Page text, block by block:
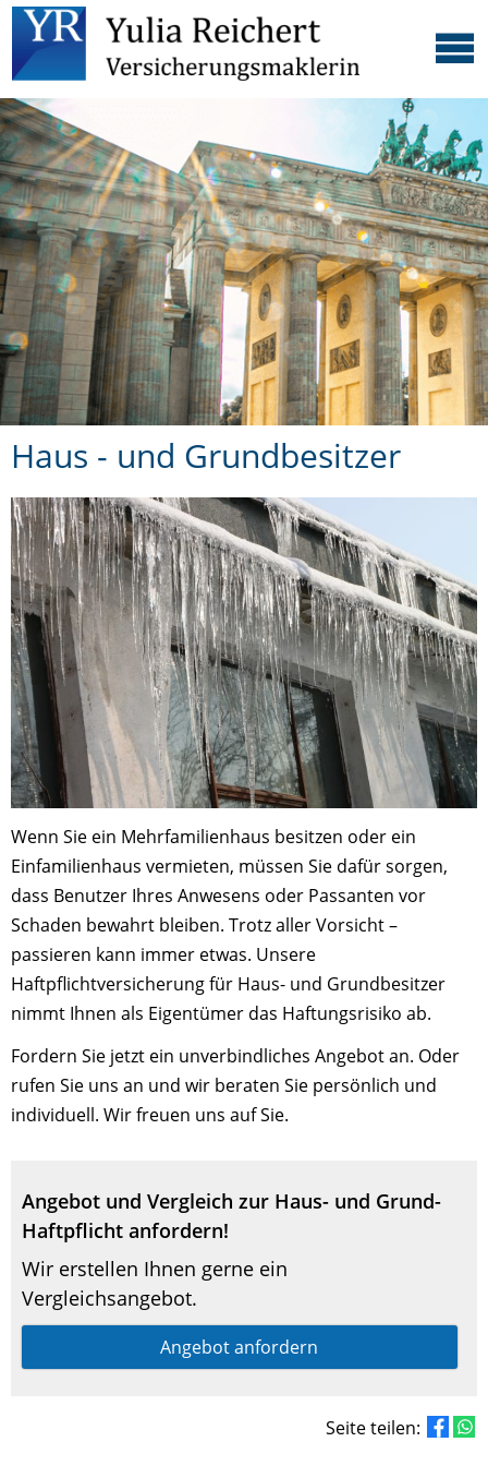
Haus - und Grundbesitzer
Wenn Sie ein Mehrfamilienhaus besitzen oder ein
Einfamilienhaus vermieten, müssen Sie dafür sorgen,
dass Benutzer Ihres Anwesens oder Passanten vor
Schaden bewahrt bleiben. Trotz aller Vorsicht –
passieren kann immer etwas. Unsere
Haftpflichtversicherung für Haus- und Grundbesitzer
nimmt Ihnen als Eigentümer das Haftungsrisiko ab.
Fordern Sie jetzt ein unverbindliches Angebot an. Oder
rufen Sie uns an und wir beraten Sie persönlich und
individuell. Wir freuen uns auf Sie.
Angebot und Vergleich zur Haus- und Grund-
Haftpflicht anfordern!
Wir erstellen Ihnen gerne ein
Vergleichsangebot.
Angebot anfordern
Seite teilen: